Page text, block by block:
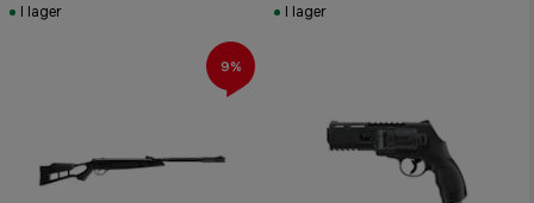
I lager I lager
9%